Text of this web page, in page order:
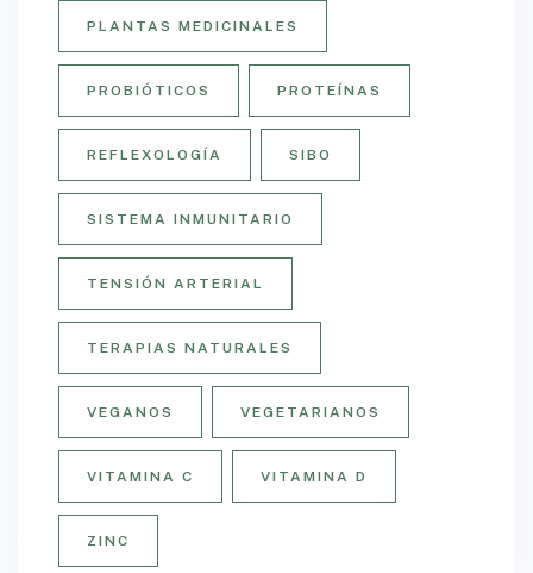
PLANTAS MEDICINALES
PROBIÓTICOS PROTEÍNAS
REFLEXOLOGÍA SIBO
SISTEMA INMUNITARIO
TENSIÓN ARTERIAL
TERAPIAS NATURALES
VEGANOS VEGETARIANOS
VITAMINA C VITAMINA D
ZINC